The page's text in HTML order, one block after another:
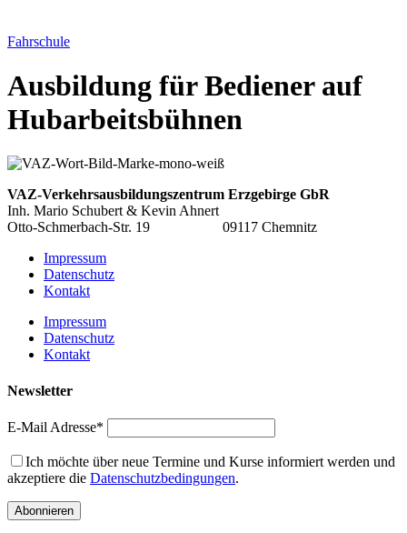
Fahrschule
Ausbildung für Bediener auf
Hubarbeitsbühnen
VAZ-Verkehrsausbildungszentrum Erzgebirge GbR
Inh. Mario Schubert & Kevin Ahnert
Otto-Schmerbach-Str. 19 09117 Chemnitz
Impressum
Datenschutz
Kontakt
Impressum
Datenschutz
Kontakt
Newsletter
E-Mail Adresse*
Ich möchte über neue Termine und Kurse informiert werden und
akzeptiere die Datenschutzbedingungen.